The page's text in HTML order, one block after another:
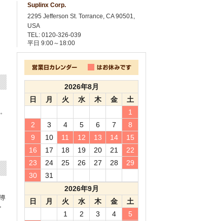
Suplinx Corp.
2295 Jefferson St. Torrance, CA 90501,
USA
TEL: 0120-326-039
平日 9:00～18:00
2026年8月
日
月 火 水 木 金
土
1
2
3 4 5 6 7
8
9
10 11 12 13 14
15
16
17 18 19 20 21
22
23
24 25 26 27 28
29
30
31
2026年9月
日
月 火 水 木 金
土
1
2 3 4
5